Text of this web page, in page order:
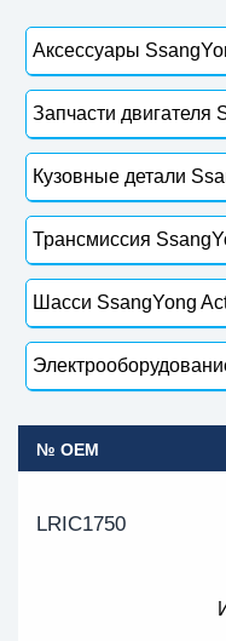
Аксессуары
Запчасти двигателя
Кузовные детали
Трансмиссия
Шасси SsangYong
№ OEM
LRIC1750